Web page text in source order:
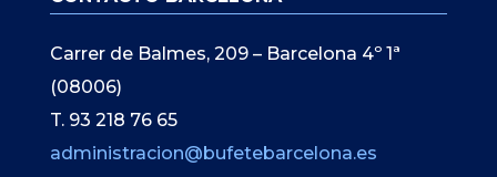
Carrer de Balmes, 209 – Barcelona 4º 1ª
(08006)
T. 93 218 76 65
administracion@bufetebarcelona.es